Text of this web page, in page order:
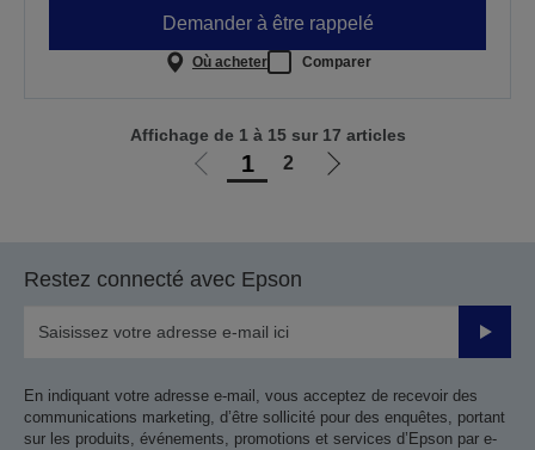
Demander à être rappelé
Où acheter Comparer
Aller
précédente
1 2
Aller
Affichage de 1 à 15 sur 17 articles
Restez connecté avec Epson
Valider
En indiquant votre adresse e-mail, vous acceptez de recevoir des
communications marketing, d’être sollicité pour des enquêtes, portant
sur les produits, événements, promotions et services d’Epson par e-